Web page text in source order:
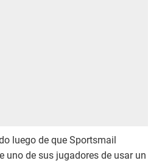
luego de que Sportsmail
de sus jugadores de usar un